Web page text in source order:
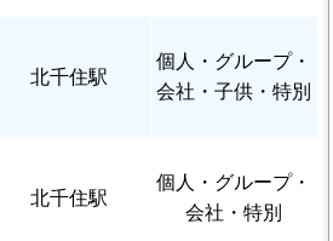
北千住駅
個人
・グループ・
会社・子供・特別
北千住駅
個人
・グループ・
会社・特別